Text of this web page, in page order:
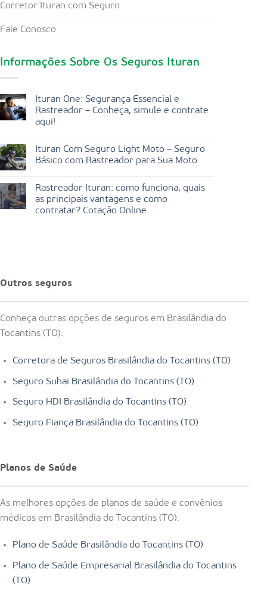
Corretor Ituran com Seguro
Fale Conosco
Informações Sobre Os Seguros Ituran
Ituran One: Segurança Essencial e
Rastreador – Conheça, simule e contrate
aqui!
Ituran Com Seguro Light Moto – Seguro
Básico com Rastreador para Sua Moto
Rastreador Ituran: como funciona, quais
as principais vantagens e como
contratar? Cotação Online
Outros seguros
Conheça outras opções de seguros em Brasilândia do
Tocantins (TO).
Corretora de Seguros Brasilândia do Tocantins (TO)
Seguro Suhai Brasilândia do Tocantins (TO)
Seguro HDI Brasilândia do Tocantins (TO)
Seguro Fiança Brasilândia do Tocantins (TO)
Planos de Saúde
As melhores opções de planos de saúde e convênios
médicos em Brasilândia do Tocantins (TO).
Plano de Saúde Brasilândia do Tocantins (TO)
Plano de Saúde Empresarial Brasilândia do Tocantins
(TO)